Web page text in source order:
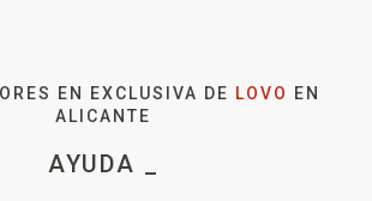
EN EXCLUSIVA DE LOVO
EN
ALICANTE
AYUDA _